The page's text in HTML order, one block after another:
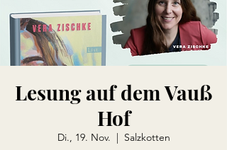
Lesung auf dem Vauß
Hof
Di., 19. Nov.
  |
Salzkotten